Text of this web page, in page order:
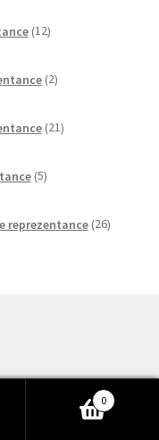
12izdelkov
2izdelka
21izdelkov
5izdelkov
reprezentance 26izdelkov
0